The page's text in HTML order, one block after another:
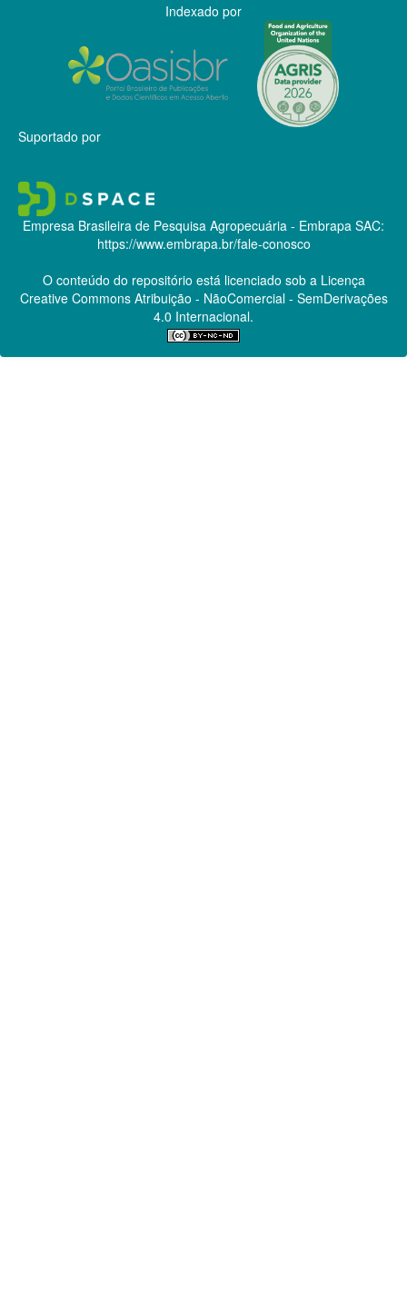
Indexado por
Suportado por
Empresa Brasileira de Pesquisa Agropecuária - Embrapa SAC:
https://www.embrapa.br/fale-conosco
O conteúdo do repositório está licenciado sob a Licença
Creative CommonsAtribuição - NãoComercial - SemDerivações
4.0 Internacional.